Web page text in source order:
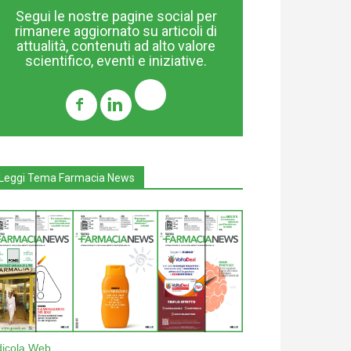
Segui le nostre pagine social per
rimanere aggiornato su articoli di
attualità, contenuti ad alto valore
scientifico, eventi e iniziative.
Tema Farmacia News
Web